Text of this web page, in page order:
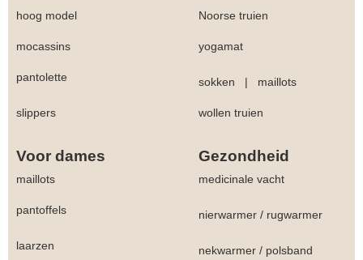
hoog model Noorse truien
mocassins yogamat
pantolette sokken | maillots
slippers wollen truien
Voor dames Gezondheid
maillots medicinale vacht
pantoffels nierwarmer / rugwarmer
laarzen nekwarmer / polsband